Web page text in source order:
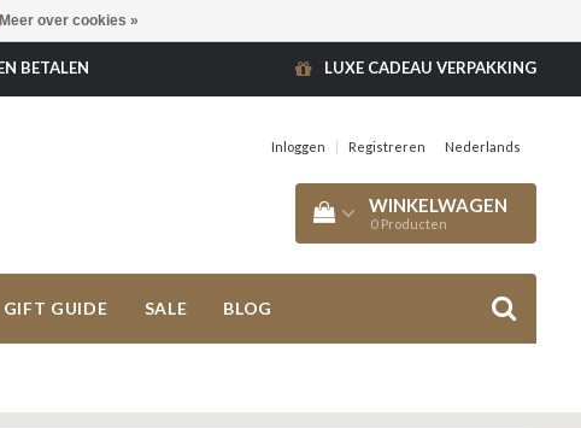
BETALEN LUXE CADEAU VERPAKKING
Inloggen | Registreren Nederlands
WINKELWAGEN
0 Producten
GIFT GUIDE SALE BLOG
Meer over cookies »